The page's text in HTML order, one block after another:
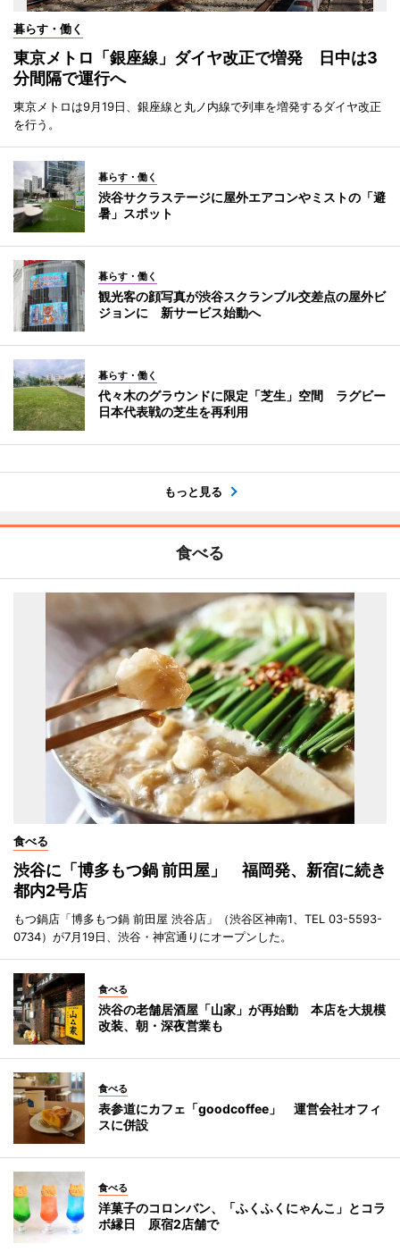
暮らす・働く
東京メトロ「銀座線」ダイヤ改正で増発 日中は3
分間隔で運行へ
東京メトロは9月19日、銀座線と丸ノ内線で列車を増発するダイヤ改正
を行う。
暮らす・働く
渋谷サクラステージに屋外エアコンやミストの「避
暑」スポット
暮らす・働く
観光客の顔写真が渋谷スクランブル交差点の屋外ビ
ジョンに 新サービス始動へ
暮らす・働く
代々木のグラウンドに限定「芝生」空間 ラグビー
日本代表戦の芝生を再利用
もっと見る
食べる
食べる
渋谷に「博多もつ鍋 前田屋」 福岡発、新宿に続き
都内2号店
もつ鍋店「博多もつ鍋 前田屋 渋谷店」（渋谷区神南1、TEL 03-5593-
0734）が7月19日、渋谷・神宮通りにオープンした。
食べる
渋谷の老舗居酒屋「山家」が再始動 本店を大規模
改装、朝・深夜営業も
食べる
表参道にカフェ「goodcoffee」 運営会社オフィ
スに併設
食べる
洋菓子のコロンバン、「ふくふくにゃんこ」とコラ
ボ縁日 原宿2店舗で